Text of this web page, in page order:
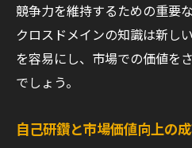
競争力を維持するための重要
クロスドメインの知識は新し
を容易にし、市場での価値を
でしょう。
自己研鑽と市場価値向上の